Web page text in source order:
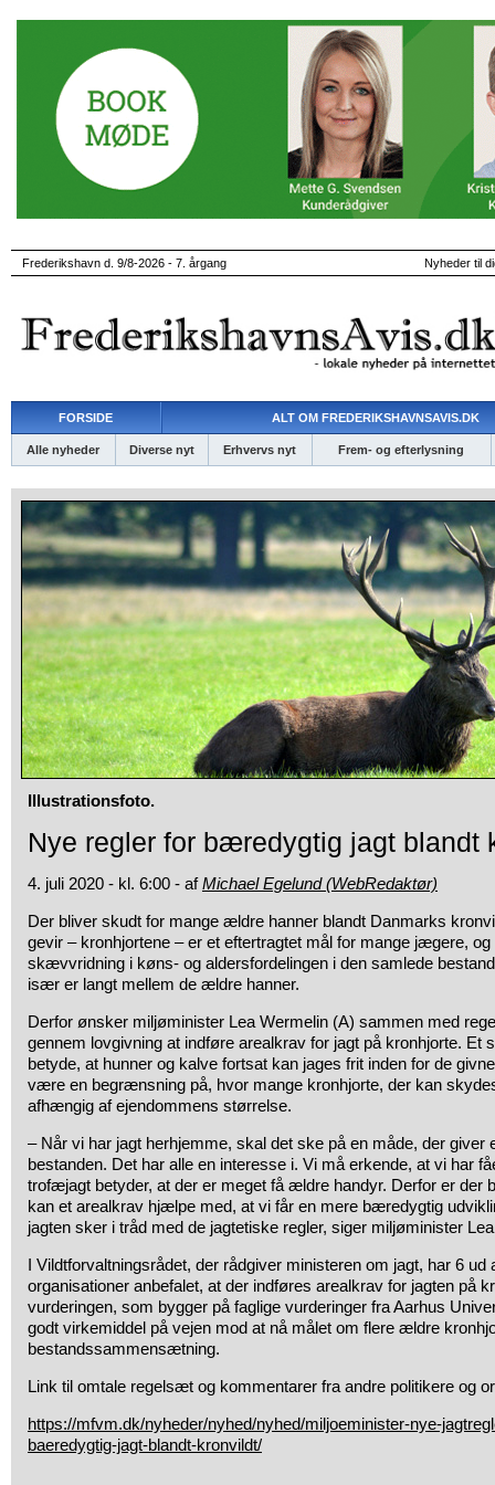
Frederikshavn d. 9/8-2026 - 7. årgang Nyheder til
FORSIDE ALT OM FREDERIKSHAVNSAVIS.DK
Alle nyheder Diverse nyt Erhvervs nyt Frem- og efterlysning
Illustrationsfoto.
Nye regler for bæredygtig jagt blandt
4. juli 2020 - kl. 6:00 - afMichael Egelund (WebRedaktør)
Der bliver skudt for mange ældre hanner blandt Danmarks
gevir – kronhjortene – er et eftertragtet mål for mange jægere, og
skævvridning i køns- og aldersfordelingen i den samlede
især er langt mellem de ældre hanner.
Derfor ønsker miljøminister Lea Wermelin (A) sammen med
gennem lovgivning at indføre arealkrav for jagt på kronhjorte. Et
betyde, at hunner og kalve fortsat kan jages frit inden for de
være en begrænsning på, hvor mange kronhjorte, der kan
afhængig af ejendommens størrelse.
– Når vi har jagt herhjemme, skal det ske på en måde, der
bestanden. Det har alle en interesse i. Vi må erkende, at vi har
trofæjagt betyder, at der er meget få ældre handyr. Derfor er der
kan et arealkrav hjælpe med, at vi får en mere bæredygtig
jagten sker i tråd med de jagtetiske regler, siger miljøminister
I Vildtforvaltningsrådet, der rådgiver ministeren om jagt, har 6 ud
organisationer anbefalet, at der indføres arealkrav for jagten på
vurderingen, som bygger på faglige vurderinger fra Aarhus
godt virkemiddel på vejen mod at nå målet om flere ældre
bestandssammensætning.
Link til omtale regelsæt og kommentarer fra andre politikere og
https://mfvm.dk/nyheder/nyhed/nyhed/miljoeminister-nye-
baeredygtig-jagt-blandt-kronvildt/